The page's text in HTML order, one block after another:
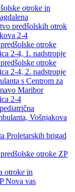
otroke in
predšolskih otrok
2-4
otroke
2-4, 1. nadstropje
otroke
2-4, 2. nadstropje
s Centrom za
Maribor
2-4
Vošnjakova
Proletarskih brigad
otroke ZP
otroke in
Nova vas